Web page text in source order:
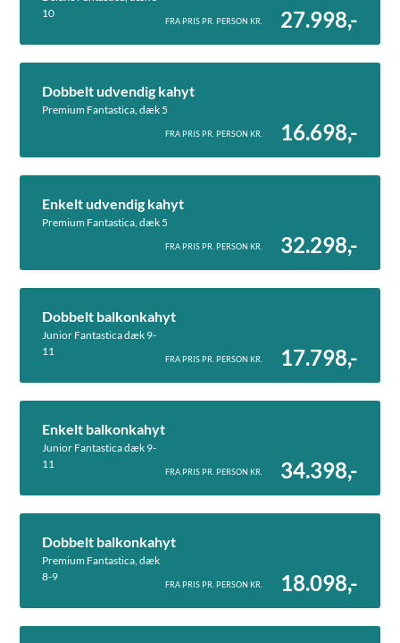
10
FRA PRIS PR. PERSON KR. 27.998,-
Dobbelt udvendig kahyt
Premium Fantastica, dæk 5
FRA PRIS PR. PERSON KR. 16.698,-
Enkelt udvendig kahyt
Premium Fantastica, dæk 5
FRA PRIS PR. PERSON KR. 32.298,-
Dobbelt balkonkahyt
Junior Fantastica dæk 9-
11
FRA PRIS PR. PERSON KR. 17.798,-
Enkelt balkonkahyt
Junior Fantastica dæk 9-
11
FRA PRIS PR. PERSON KR. 34.398,-
Dobbelt balkonkahyt
Premium Fantastica, dæk
8-9
FRA PRIS PR. PERSON KR. 18.098,-